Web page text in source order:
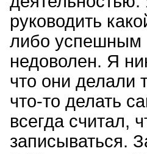
руководить
либо успешным
недоволен. Я
что они делали
что-то делать
всегда считал,
записываться.